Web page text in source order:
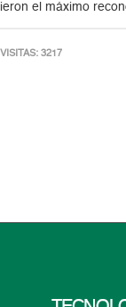
el máximo
VISITAS: 3217